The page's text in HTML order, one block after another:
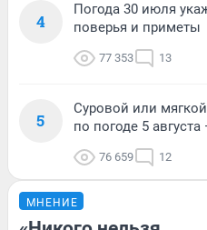
4
Погода 30 июля
поверья и приметы
77 353 13
5
Суровой или
по погоде 5
76 659 12
МНЕНИЕ